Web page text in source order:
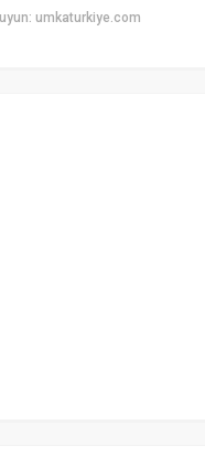
umkaturkiye.com